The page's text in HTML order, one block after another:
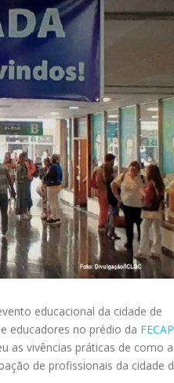
educacional da cidade de
educadores no prédio da FECAP
as vivências práticas de como a
de profissionais da cidade